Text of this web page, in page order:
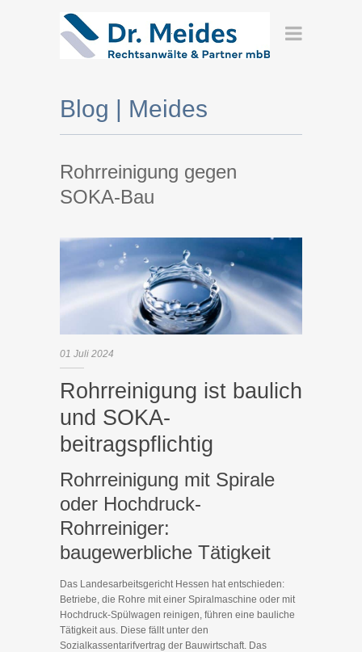
Blog | Meides
Rohrreinigung gegen
SOKA-Bau
01 Juli 2024
Rohrreinigung ist baulich
und SOKA-
beitragspflichtig
Rohrreinigung mit Spirale
oder Hochdruck-
Rohrreiniger:
baugewerbliche Tätigkeit
Das Landesarbeitsgericht Hessen hat entschieden:
Betriebe, die Rohre mit einer Spiralmaschine oder mit
Hochdruck-Spülwagen reinigen, führen eine bauliche
Tätigkeit aus. Diese fällt unter den
Sozialkassentarifvertrag der Bauwirtschaft. Das